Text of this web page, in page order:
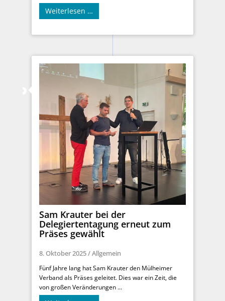
Weiterlesen …
Sam Krauter bei der
Delegiertentagung erneut zum
Präses gewählt
8. Oktober 2025/Allgemein
Fünf Jahre lang hat Sam Krauter den Mülheimer
Verband als Präses geleitet. Dies war ein Zeit, die
von großen Veränderungen ...